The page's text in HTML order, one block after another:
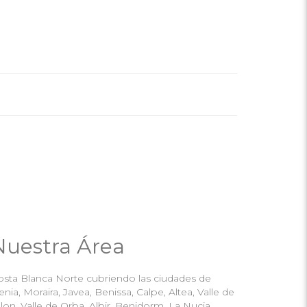
Área
Blanca Norte cubriendo las ciudades de
Moraira, Javea, Benissa, Calpe, Altea, Valle de